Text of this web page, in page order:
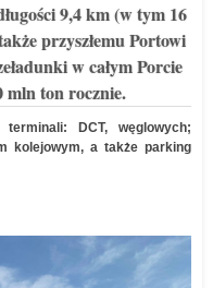
9,4 km (w tym 16
przyszłemu Portowi
w całym Porcie
mln ton rocznie.
DCT, węglowych;
kolejowym, a także parking